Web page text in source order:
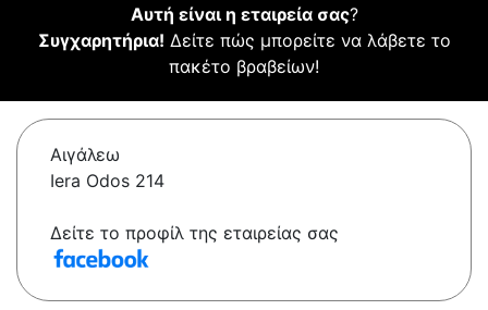
Αυτή είναι η εταιρεία σας?
Συγχαρητήρια! Δείτε πώς μπορείτε να λάβετε το
πακέτο βραβείων!
Αιγάλεω
Iera Odos 214
Δείτε το προφίλ της εταιρείας σας